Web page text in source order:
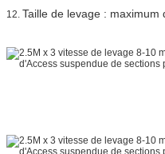
12. Taille de levage : maximum